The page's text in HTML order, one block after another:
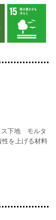
ス下地 モルタ
を上げる材料